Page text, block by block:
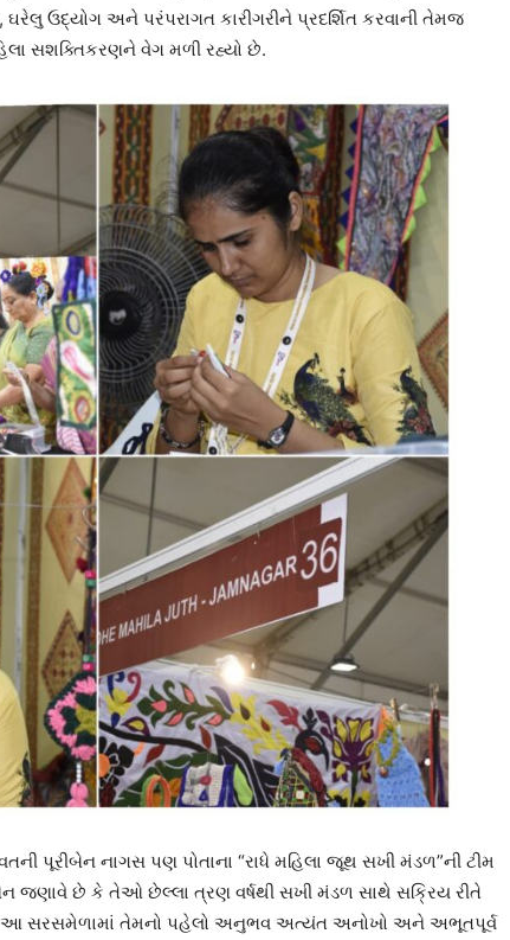
ઉદ્યોગ અને પરંપરાગત કારીગરીને પ્રદર્શિત કરવાની તેમજ
સશક્તિકરણને વેગ મળી રહ્યો છે.
પૂરીબેન નાગસ પણ પોતાના “રાધે મહિલા જૂથ સખી મંડળ”ની ટીમ
જણાવે છે કે તેઓ છેલ્લા ત્રણ વર્ષથી સખી મંડળ સાથે સક્રિય રીતે
આ સરસમેળામાં તેમનો પહેલો અનુભવ અત્યંત અનોખો અને અભૂતપૂર્વ